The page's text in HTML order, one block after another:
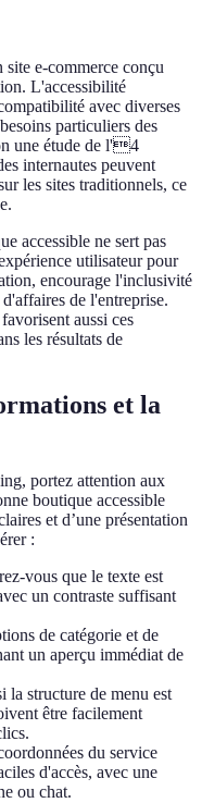
site e-commerce conçu
L'accessibilité
avec diverses
particuliers des
une étude de l'4
internautes peuvent
les sites traditionnels, ce
accessible ne sert pas
utilisateur pour
encourage l'inclusivité
de l'entreprise.
aussi ces
les résultats de
et la
portez attention aux
boutique accessible
et d’une présentation
:
vous que le texte est
un contraste suffisant
de catégorie et de
un aperçu immédiat de
la structure de menu est
être facilement
du service
d'accès, avec une
ou chat.